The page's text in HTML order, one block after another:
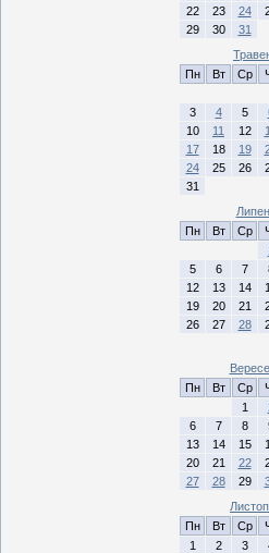
22
23 24
29
30
31
Пн
Вт Ср
3
4 5
10
11 12
17
18 19
24
25 26
31
Пн
Вт Ср
5
6 7
12
13 14
19
20 21
26
27 28
Пн
Вт Ср
1
6
7 8
13
14 15
20
21 22
27
28 29
Пн
Вт Ср
1
2 3